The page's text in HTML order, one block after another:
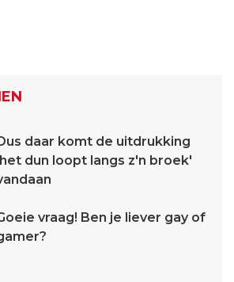
daar komt de uitdrukking
dun loopt langs z'n broek'
vraag! Ben je liever gay of